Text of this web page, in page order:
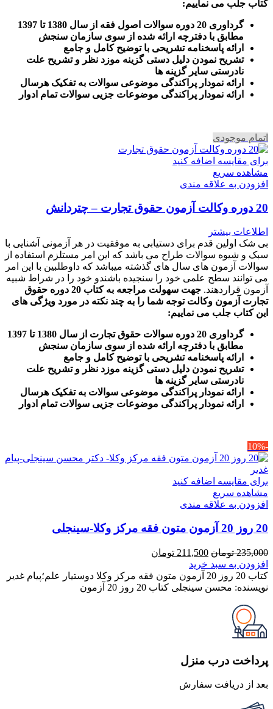
کتاب جلب می نماییم:
گرداوری 20 دوره سوالات اصول فقه از سال 1380 تا 1397
مطابق با دفترچه ارائه شده از سوی سازمان سنجش
ارائه پاسخنامه تشریحی با توضیح کامل و جامع
تشریح نمودن دلیل دستی گزینه موزد نظر و تشریح علت
نادرستی سایر گزینه ها
ارائه نمودار پراکندگی موضوعی سوالات به تفکیک هرسال
رائه نمودار پراکندگی موضوعات جزیی سوالات تمام ادوار
اتمام موجودی
برای مقایسه اضافه کنید
مشاهده سریع
افزودن به علاقه مندی
20 دوره وکالت آزمون حقوق تجارت – چتردانش
اطلاعات بیشتر
بی شک اولین قدم برای دستیابی به موفقیت در هر آزمونی آشنایی با
سبک و شیوه سوالات طراح می باشد که این امر مستلزم استفاده از
سوالات آزمون های سال های گذشته میباشد که داوطلبین با این امر
می توانند سطح علمی خود را سنجیده باشندو خود را در شراط شبیه
آزمون قراردهند.
جهت سهولت مراجعه به کتاب 20 دوره حقوق
تجارت آزمون وکالت توجه شما را به چند نکته در مورد ویژگی های
این کتاب جلب می نماییم:
گرداوری 20 دوره سوالات حقوق تجارت از سال 1380 تا 1397
مطابق با دفترچه ارائه شده از سوی سازمان سنجش
ارائه پاسخنامه تشریحی با توضیح کامل و جامع
تشریح نمودن دلیل دستی گزینه موزد نظر و تشریح علت
نادرستی سایر گزینه ها
ارائه نمودار پراکندگی موضوعی سوالات به تفکیک هرسال
رائه نمودار پراکندگی موضوعات جزیی سوالات تمام ادوار
-10%
برای مقایسه اضافه کنید
مشاهده سریع
افزودن به علاقه مندی
20 روز 20 آزمون متون فقه مرکز وکلا-سینجلی
235,000 تومان قیمت
اصلی
235,000 تومان
بود.
211,500 تومان
211,500 تومان
است.
افزودن به سبد خرید
کتاب 20 روز 20 آزمون متون فقه مرکز وکلا دوستیار علم؛پیام غدیر
نویسنده: محسن سینجلی کتاب 20 روز 20 آزمون
پرداخت درب منزل
بعد از دریافت سفارش